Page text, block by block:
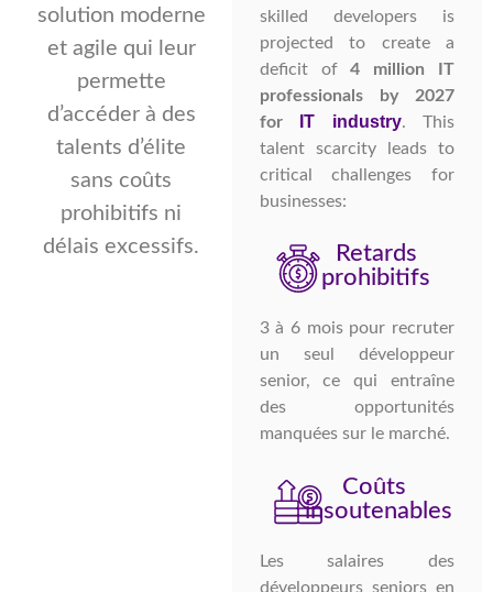
solution moderne
et agile qui leur
permette
d’accéder à des
talents d’élite
sans coûts
prohibitifs ni
délais excessifs.
skilled developers is
projected to create a
deficit of4 million IT
professionals by 2027
for
IT industry. This
talent scarcity leads to
critical challenges for
businesses:
Retards
prohibitifs
3 à 6 mois pour recruter
un seul développeur
senior, ce qui entraîne
des opportunités
manquées sur le marché.
Coûts
insoutenables
Les salaires des
développeurs seniors en